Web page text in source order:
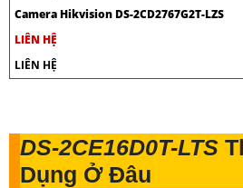
Camera Hikvision DS-2CD2767G2T-LZS
LIÊN HỆ
LIÊN HỆ
DS-2CE16D0T-LTS
Dụng Ở Đâu